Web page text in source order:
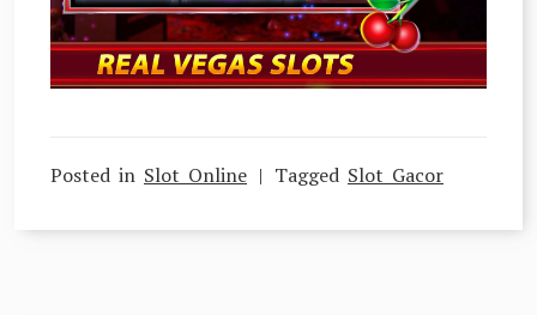
Posted in Slot Online Tagged Slot Gacor